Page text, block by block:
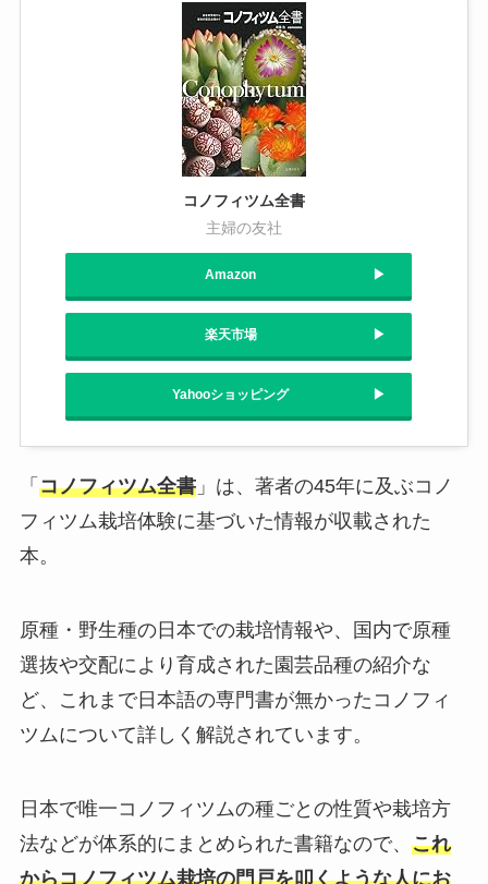
コノフィツム全書
主婦の友社
Amazon
楽天市場
Yahooショッピング
「 コノフィツム全書」は、著者の45年に及ぶコノ
フィツム栽培体験に基づいた情報が収載された
本。
原種・野生種の日本での栽培情報や、国内で原種
選抜や交配により育成された園芸品種の紹介な
ど、これまで日本語の専門書が無かったコノフィ
ツムについて詳しく解説されています。
日本で唯一コノフィツムの種ごとの性質や栽培方
法などが体系的にまとめられた書籍なので、 これ
からコノフィツム栽培の門戸を叩くような人にお